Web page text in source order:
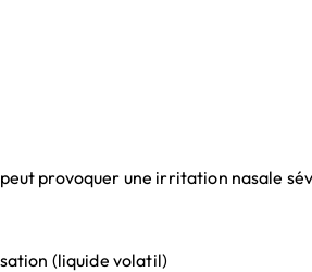
provoquer une irritation nasale
(liquide volatil)